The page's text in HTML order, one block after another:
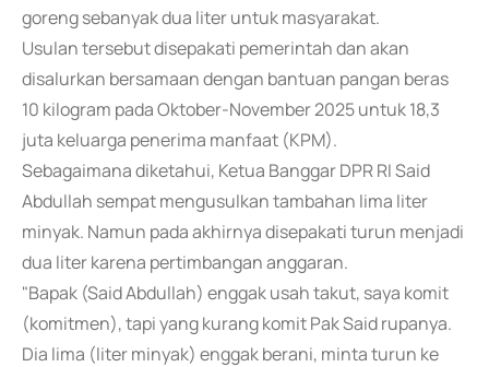
goreng sebanyak dua liter untuk masyarakat.
Usulan tersebut disepakati pemerintah dan akan
disalurkan bersamaan dengan bantuan pangan beras
10 kilogram pada Oktober-November 2025 untuk 18,3
juta keluarga penerima manfaat (KPM).
Sebagaimana diketahui, Ketua Banggar DPR RI Said
Abdullah sempat mengusulkan tambahan lima liter
minyak. Namun pada akhirnya disepakati turun menjadi
dua liter karena pertimbangan anggaran.
"Bapak (Said Abdullah) enggak usah takut, saya komit
(komitmen), tapi yang kurang komit Pak Said rupanya.
Dia lima (liter minyak) enggak berani, minta turun ke